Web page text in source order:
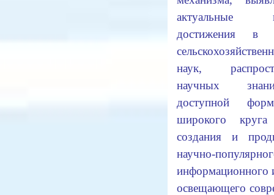
актуальные
достижения в
наук,
научных
доступной
широкого
создания и
научно-
информационного
освещающего